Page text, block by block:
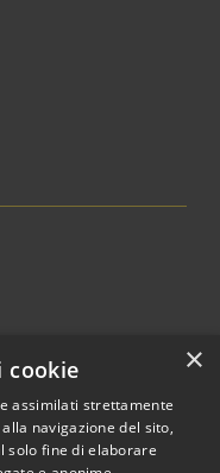
×
cookie
assimilati strettamente
navigazione del sito,
solo fine di elaborare